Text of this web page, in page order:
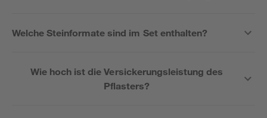
Welche Steinformate sind im Set enthalten?
Wie hoch ist die Versickerungsleistung des
Pflasters?